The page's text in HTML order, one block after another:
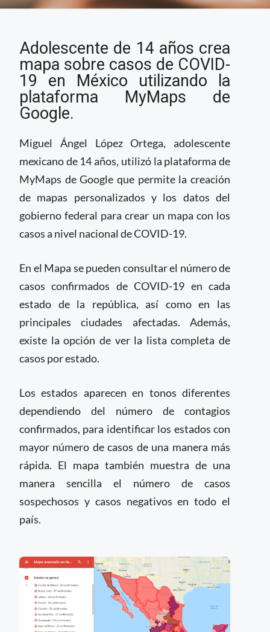
casos confirmados de
COVID-19 en México
Adolescente de 14 años crea
mapa sobre casos de COVID-
19 en México utilizando la
plataforma MyMaps de
Google.
Miguel Ángel López Ortega, adolescente
mexicano de 14 años, utilizó la plataforma de
MyMaps de Google que permite la creación
de mapas personalizados y los datos del
gobierno federal para crear un mapa con los
casos a nivel nacional de COVID-19.
En el Mapa se pueden consultar el número de
casos confirmados de COVID-19 en cada
estado de la república, así como en las
principales ciudades afectadas. Además,
existe la opción de ver la lista completa de
casos por estado.
Los estados aparecen en tonos diferentes
dependiendo del número de contagios
confirmados, para identificar los estados con
mayor número de casos de una manera más
rápida. El mapa también muestra de una
manera sencilla el número de casos
sospechosos y casos negativos en todo el
país.